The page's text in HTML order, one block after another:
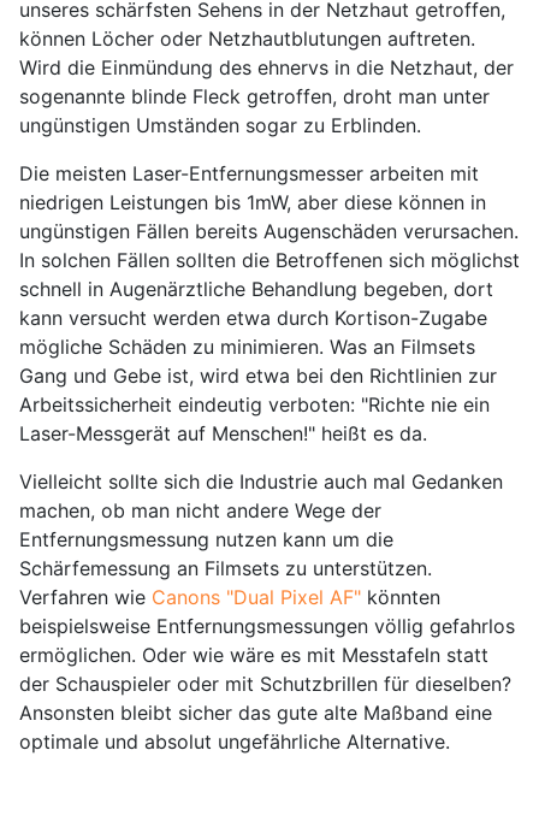
unseres schärfsten Sehens in der Netzhaut getroffen,
können Löcher oder Netzhautblutungen auftreten.
Wird die Einmündung des ehnervs in die Netzhaut, der
sogenannte blinde Fleck getroffen, droht man unter
ungünstigen Umständen sogar zu Erblinden.
Die meisten Laser-Entfernungsmesser arbeiten mit
niedrigen Leistungen bis 1mW, aber diese können in
ungünstigen Fällen bereits Augenschäden verursachen.
In solchen Fällen sollten die Betroffenen sich möglichst
schnell in Augenärztliche Behandlung begeben, dort
kann versucht werden etwa durch Kortison-Zugabe
mögliche Schäden zu minimieren. Was an Filmsets
Gang und Gebe ist, wird etwa bei den Richtlinien zur
Arbeitssicherheit eindeutig verboten: "Richte nie ein
Laser-Messgerät auf Menschen!" heißt es da.
Vielleicht sollte sich die Industrie auch mal Gedanken
machen, ob man nicht andere Wege der
Entfernungsmessung nutzen kann um die
Schärfemessung an Filmsets zu unterstützen.
Verfahren wie Canons "Dual Pixel AF" könnten
beispielsweise Entfernungsmessungen völlig gefahrlos
ermöglichen. Oder wie wäre es mit Messtafeln statt
der Schauspieler oder mit Schutzbrillen für dieselben?
Ansonsten bleibt sicher das gute alte Maßband eine
optimale und absolut ungefährliche Alternative.